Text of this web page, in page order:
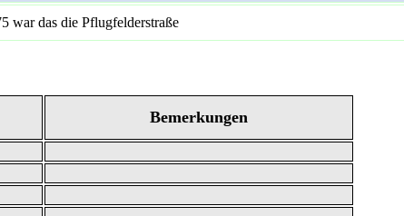
war das die Pflugfelderstraße
Bemerkungen